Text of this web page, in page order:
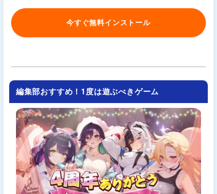
今すぐ無料インストール
編集部おすすめ！1度は遊ぶべきゲーム